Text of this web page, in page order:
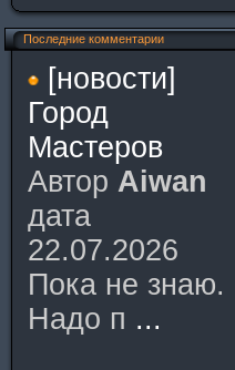
Последние комментарии
[новости]
Город
Мастеров
Автор Aiwan
дата
22.07.2026
Пока не знаю.
Надо п ...